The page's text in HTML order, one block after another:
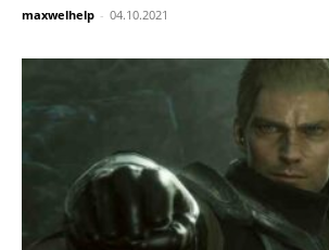
maxwelhelp - 04.10.2021